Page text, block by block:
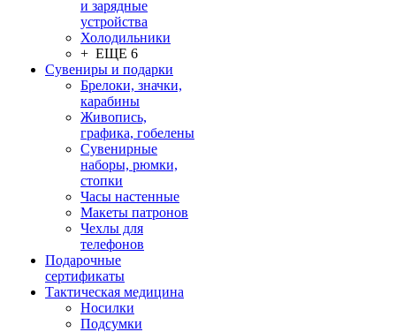
и зарядные
устройства
Холодильники
+ ЕЩЕ 6
Сувениры и подарки
Брелоки, значки,
карабины
Живопись,
графика, гобелены
Сувенирные
наборы, рюмки,
стопки
Часы настенные
Макеты патронов
Чехлы для
телефонов
Подарочные
сертификаты
Тактическая медицина
Носилки
Подсумки